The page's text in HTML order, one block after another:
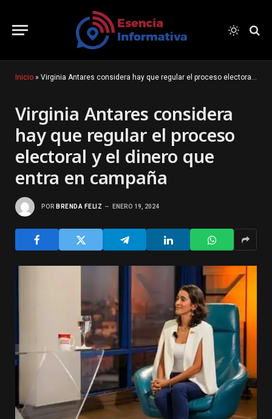
Inicio » Virginia Antares considera hay que regular el proceso electoral y el dinero que entra en campaña
Virginia Antares considera
hay que regular el proceso
electoral y el dinero que
entra en campaña
POR BRENDA FELIZ ENERO 19, 2024